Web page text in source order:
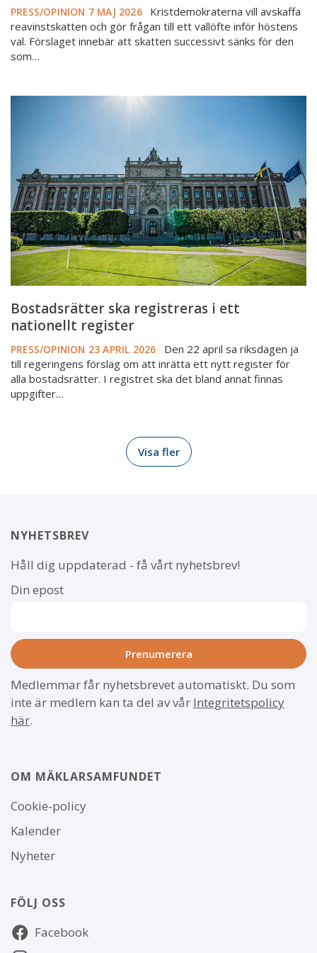
PRESS/OPINION 7 MAJ 2026
Kristdemokraterna vill avskaffa
reavinstskatten och gör frågan till ett vallöfte inför höstens
val. Förslaget innebär att skatten successivt sänks för den
som…
Bostadsrätter
nationellt
register
Bostadsrätter ska registreras i ett
nationellt register
PRESS/OPINION 23 APRIL 2026
Den 22 april sa riksdagen ja
till regeringens förslag om att inrätta ett nytt register för
alla bostadsrätter. I registret ska det bland annat finnas
uppgifter…
Visa fler
NYHETSBREV
Håll dig uppdaterad - få vårt nyhetsbrev!
Din epost
Medlemmar får nyhetsbrevet automatiskt. Du som
inte är medlem kan ta del av vår Integritetspolicy
här.
OM MÄKLARSAMFUNDET
Om
webbplatsen
Cookie-policy
Kalender
Nyheter
FÖLJ OSS
Följ
oss Facebook